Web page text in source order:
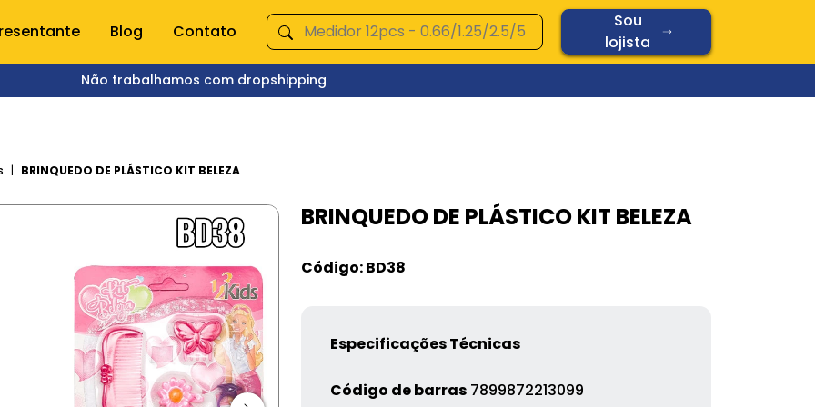
NOSSAS CATEGORIAS Ver todos os produtos
domésticas
e mixer
Queima de Estoque
Fitnes
Pet Shop
Ferramentas
Jogos
Brinquedos
Armarinhos
Diamond
Organização
Blog Contato
Sou
lojista
Não trabalhamos com dropshipping
BRINQUEDO DE PLÁSTICO KIT BELEZA
BRINQUEDO DE PLÁSTICO KIT BELEZA
Código: BD38
Especificações Técnicas
Código de barras 7899872213099